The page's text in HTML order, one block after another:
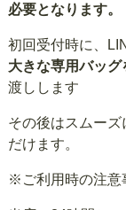
必要となります。
初回受付時に、
大きな専用バッ
渡しします
その後はスムー
だけます。
※ご利用時の注意